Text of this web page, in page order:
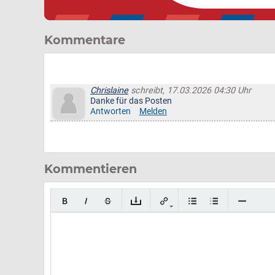
Kommentare
Chrislaineschreibt, 17.03.2026 04:30 Uhr
Danke für das Posten
Antworten
Melden
Kommentieren